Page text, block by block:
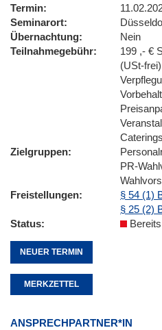
Termin
Seminarort
Übernachtung
Nein
Teilnahmegebühr
199 ,- €
(USt-
Zielgruppen
PR-
Freistellungen
§ 54 (1)
§ 25 (2)
Status
NEUER TERMIN
MERKZETTEL
ANSPRECHPARTNER*IN